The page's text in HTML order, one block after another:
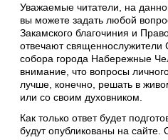
Уважаемые читатели, на
вы можете задать любой
Закамского благочиния и
отвечают священнослужители
собора города Набережные
внимание, что вопросы
лучше, конечно, решать в
или со своим духовником.
Как только ответ будет
будут опубликованы на сайте.